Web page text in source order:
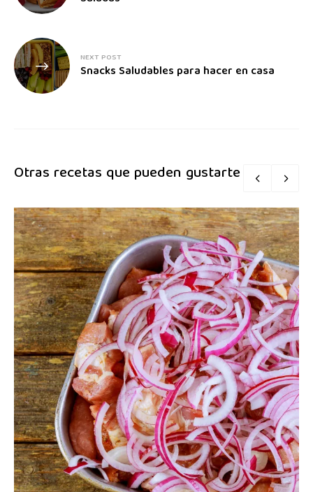
NEXT POST
Snacks Saludables para hacer en casa
Otras recetas que pueden gustarte